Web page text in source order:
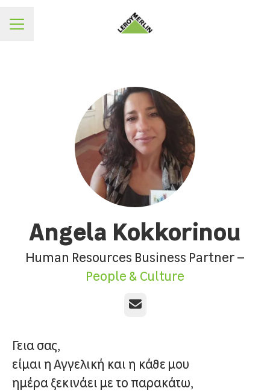
ΜΕΝΟΥ
Angela Kokkorinou
Human Resources Business Partner –
People & Culture
Email
Γεια σας,
είμαι η Αγγελική και η κάθε μου
ημέρα ξεκινάει με το παρακάτω,